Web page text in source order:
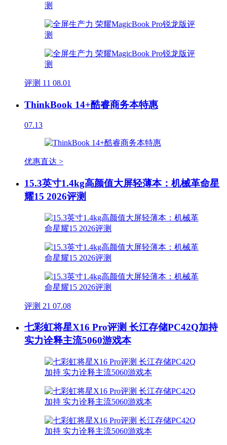
评测 11 08.01
ThinkBook 14+酷睿商务本特惠
07.13
优惠直达 >
15.3英寸1.4kg高颜值大屏轻薄本：机械革命星
耀15 2026评测
评测 21 07.08
七彩虹将星X16 Pro评测 长江存储PC42Q加持
实力诠释主流5060游戏本